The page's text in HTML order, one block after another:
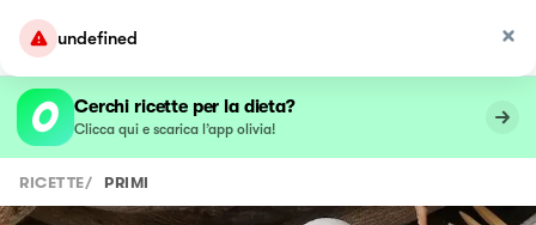
undefined
Cerchi ricette per la dieta?
Clicca qui e scarica l’app olivia!
RICETTE/ PRIMI